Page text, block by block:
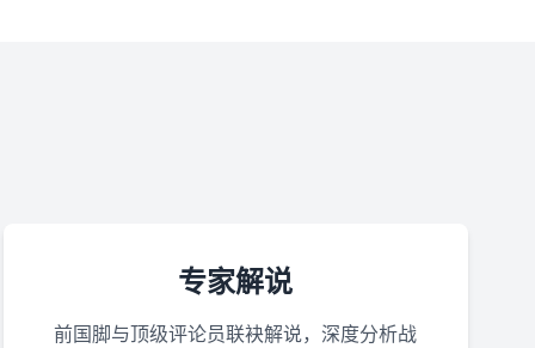
专家解说
前国脚与顶级评论员联袂解说，深度分析战